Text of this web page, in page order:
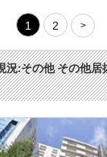
1 2 >
況:その他 その他